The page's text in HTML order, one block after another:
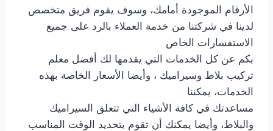
الأرقام الموجودة أمامك، وسوف يقوم فريق متخصص
لدينا في شركتنا من خدمة العملاء بالرد على جميع
الاستفسارات الخاص
بكم عن كل الخدمات التي يقدمها لك أفضل معلم
تركيب بلاط وسيراميك ، وأيضا الأسعار الخاصة بهذه
الخدمات، يمكننا
مساعدتك في كافة الأشياء التي تتعلق السيراميك
والبلاط، وأيضا يمكنك أن تقوم بتحديد الوقت المناسب